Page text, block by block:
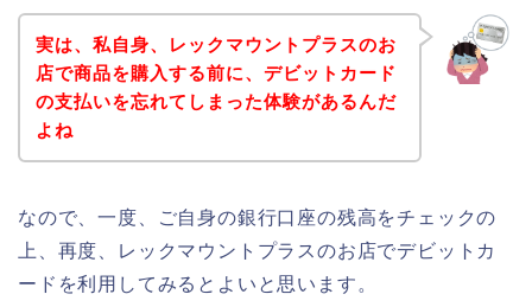
実は、私自身、レックマウントプラスのお
店で商品を購入する前に、デビットカード
の支払いを忘れてしまった体験があるんだ
よね
なので、一度、ご自身の銀行口座の残高をチェックの
上、再度、レックマウントプラスのお店でデビットカ
ードを利用してみるとよいと思います。